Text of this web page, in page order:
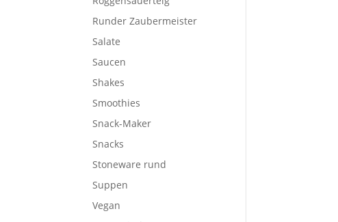
Runder Zaubermeister
Salate
Saucen
Shakes
Smoothies
Snack-Maker
Snacks
Stoneware rund
Suppen
Vegan